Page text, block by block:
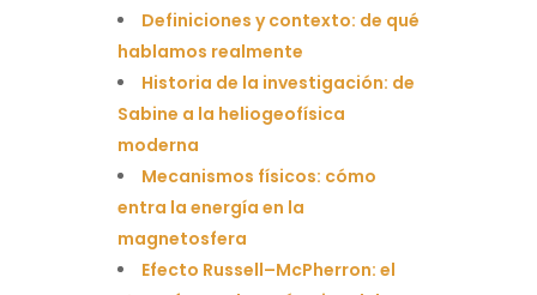
Definiciones y contexto: de qué
hablamos realmente
Historia de la investigación: de
Sabine a la heliogeofísica
moderna
Mecanismos físicos: cómo
entra la energía en la
magnetosfera
Efecto Russell–McPherron: el